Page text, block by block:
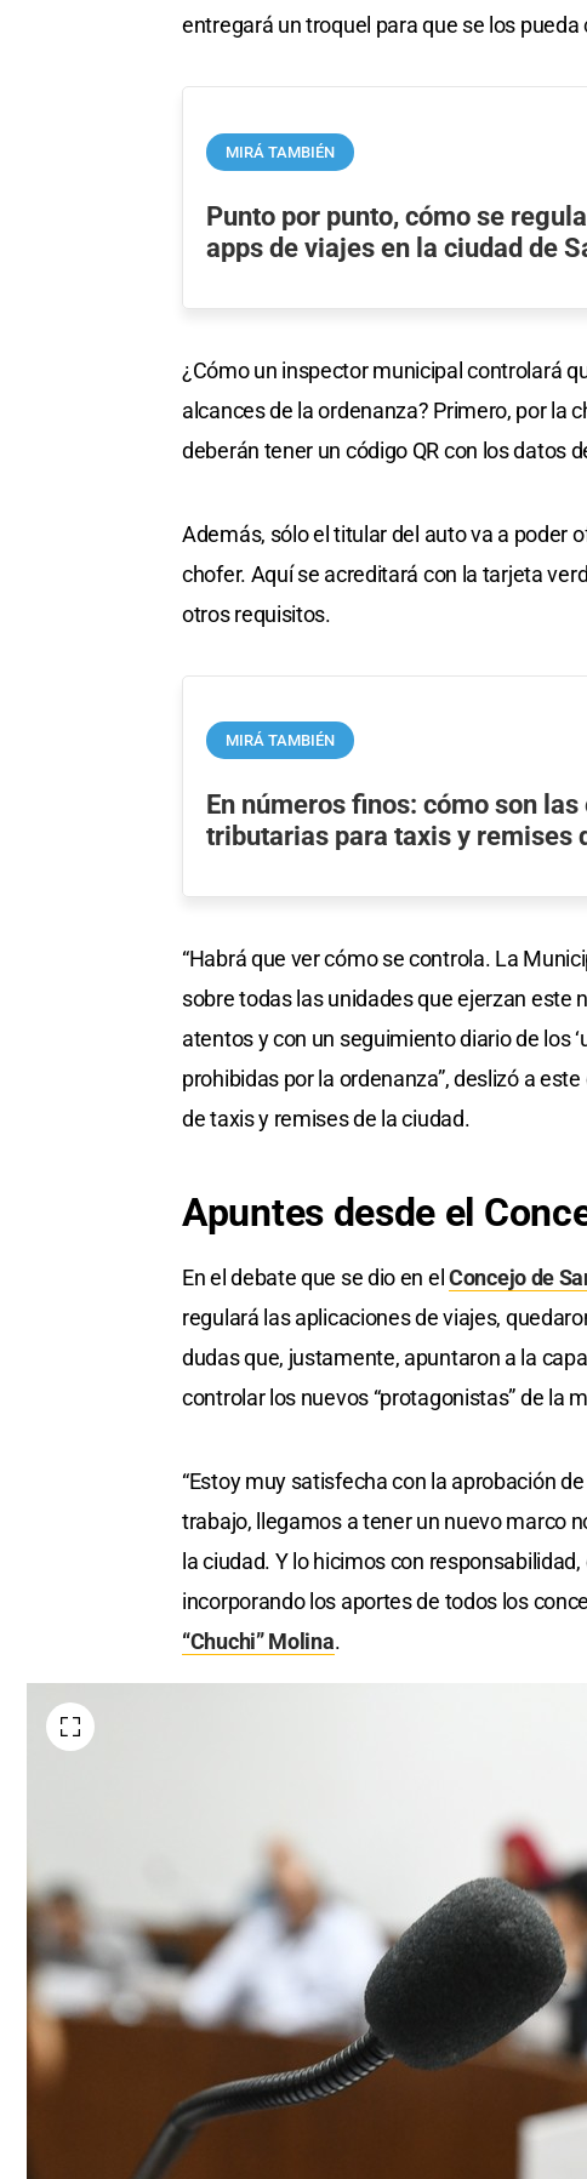
entregará un troquel para que se los pueda
MIRÁ TAMBIÉN
Punto por punto, cómo se
apps de viajes en la ciudad de
¿Cómo un inspector municipal controlará
alcances de la ordenanza? Primero, por la
deberán tener un código QR con los datos
Además, sólo el titular del auto va a poder
chofer. Aquí se acreditará con la tarjeta
otros requisitos.
MIRÁ TAMBIÉN
En números finos: cómo son
tributarias para taxis y remises
“Habrá que ver cómo se controla. La
sobre todas las unidades que ejerzan este
atentos y con un seguimiento diario de los
prohibidas por la ordenanza”, deslizó a
de taxis y remises de la ciudad.
Apuntes desde el
En el debate que se dio en el Concejo de
regulará las aplicaciones de viajes,
dudas que, justamente, apuntaron a la
controlar los nuevos “protagonistas” de la
“Estoy muy satisfecha con la aprobación
trabajo, llegamos a tener un nuevo marco
la ciudad. Y lo hicimos con
incorporando los aportes de todos los
“Chuchi” Molina.